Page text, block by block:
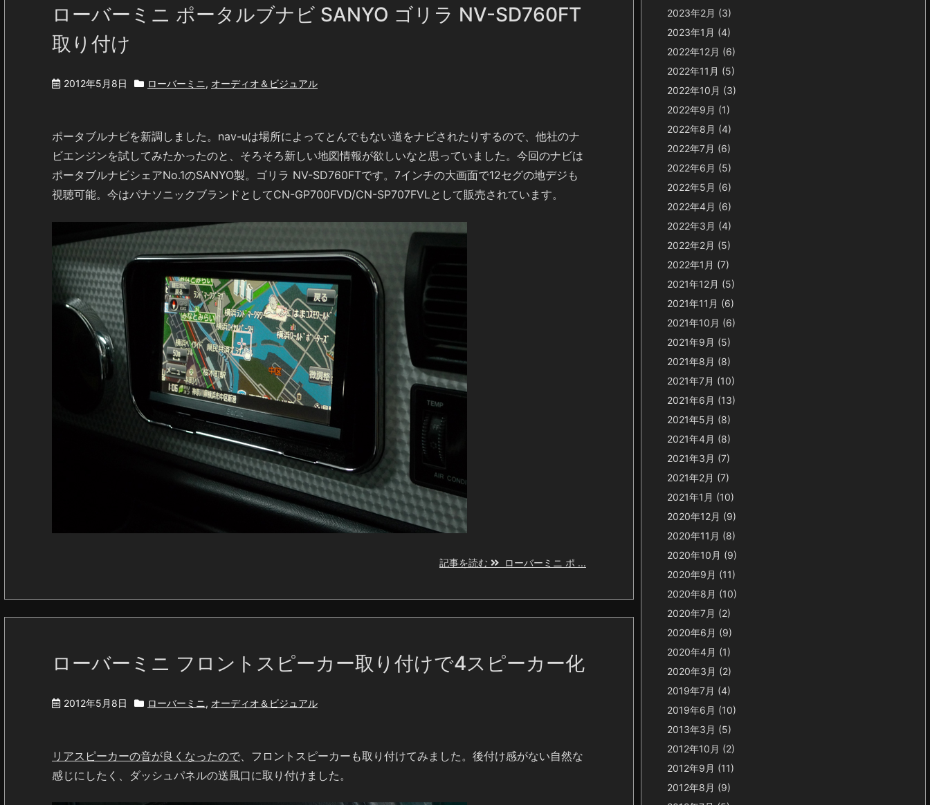
ローバーミニ ポータルブナビ SANYO ゴリラ NV-SD760FT
取り付け
2012年5月8日 ローバーミニ, オーディオ＆ビジュアル
ポータブルナビを新調しました。nav-uは場所によってとんでもない道をナビされたりするので、他社のナ
ビエンジンを試してみたかったのと、そろそろ新しい地図情報が欲しいなと思っていました。今回のナビは
ポータブルナビシェアNo.1のSANYO製。ゴリラ NV-SD760FTです。7インチの大画面で12セグの地デジも
視聴可能。今はパナソニックブランドとしてCN-GP700FVD/CN-SP707FVLとして販売されています。
記事を読む ローバーミニ ポ ...
ローバーミニ フロントスピーカー取り付けで4スピーカー化
2012年5月8日 ローバーミニ, オーディオ＆ビジュアル
リアスピーカーの音が良くなったので 、フロントスピーカーも取り付けてみました。後付け感がない自然な
感じにしたく、ダッシュパネルの送風口に取り付けました。
2023年2月 (3)
2023年1月 (4)
2022年12月 (6)
2022年11月 (5)
2022年10月 (3)
2022年9月 (1)
2022年8月 (4)
2022年7月 (6)
2022年6月 (5)
2022年5月 (6)
2022年4月 (6)
2022年3月 (4)
2022年2月 (5)
2022年1月 (7)
2021年12月 (5)
2021年11月 (6)
2021年10月 (6)
2021年9月 (5)
2021年8月 (8)
2021年7月 (10)
2021年6月 (13)
2021年5月 (8)
2021年4月 (8)
2021年3月 (7)
2021年2月 (7)
2021年1月 (10)
2020年12月 (9)
2020年11月 (8)
2020年10月 (9)
2020年9月 (11)
2020年8月 (10)
2020年7月 (2)
2020年6月 (9)
2020年4月 (1)
2020年3月 (2)
2019年7月 (4)
2019年6月 (10)
2013年3月 (5)
2012年10月 (2)
2012年9月 (11)
2012年8月 (9)